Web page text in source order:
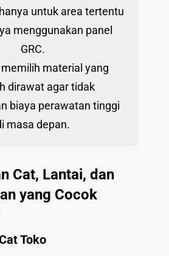
untuk area tertentu
menggunakan panel
GRC.
material yang
dirawat agar tidak
biaya perawatan tinggi
masa depan.
Cat, Lantai, dan
yang Cocok
Toko